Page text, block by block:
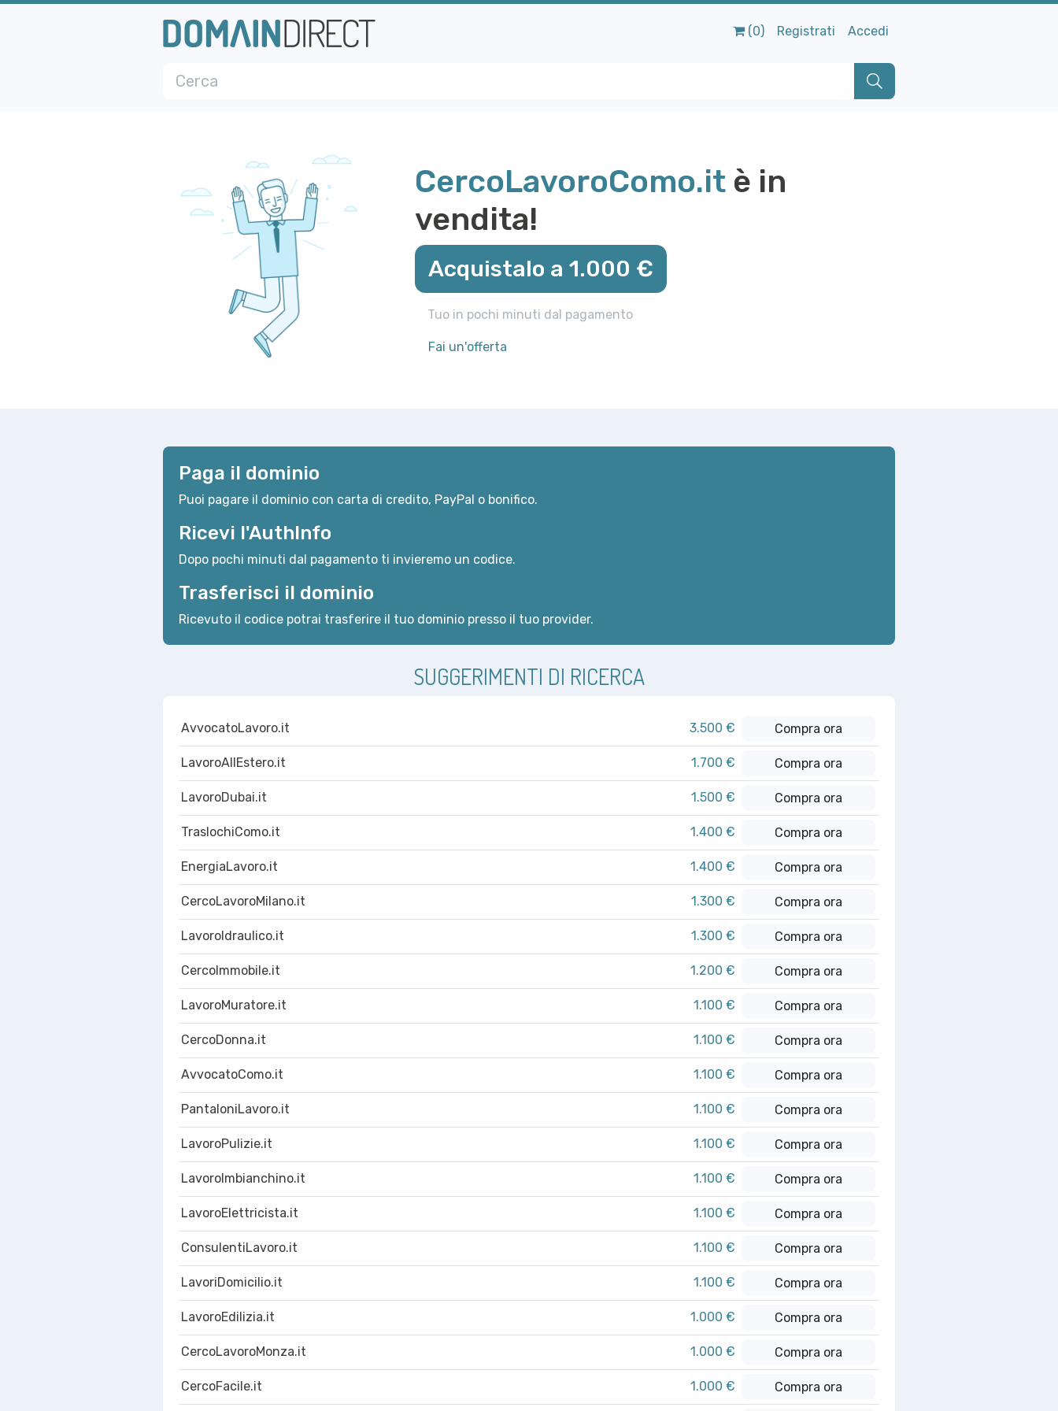
(0) Registrati Accedi
CercoLavoroComo.itè in
vendita!
Acquistalo a 1.000 €
Tuo in pochi minuti dal pagamento
Fai un'offerta
Paga il dominio
Puoi pagare il dominio con carta di credito, PayPal o bonifico.
Ricevi l'AuthInfo
Dopo pochi minuti dal pagamento ti invieremo un codice.
Trasferisci il dominio
Ricevuto il codice potrai trasferire il tuo dominio presso il tuo provider.
SUGGERIMENTI DI RICERCA
AvvocatoLavoro.it 3.500 € Compra ora
LavoroAllEstero.it 1.700 € Compra ora
LavoroDubai.it 1.500 € Compra ora
TraslochiComo.it 1.400 € Compra ora
EnergiaLavoro.it 1.400 € Compra ora
CercoLavoroMilano.it 1.300 € Compra ora
LavoroIdraulico.it 1.300 € Compra ora
CercoImmobile.it 1.200 € Compra ora
LavoroMuratore.it 1.100 € Compra ora
CercoDonna.it 1.100 € Compra ora
AvvocatoComo.it 1.100 € Compra ora
PantaloniLavoro.it 1.100 € Compra ora
LavoroPulizie.it 1.100 € Compra ora
LavoroImbianchino.it 1.100 € Compra ora
LavoroElettricista.it 1.100 € Compra ora
ConsulentiLavoro.it 1.100 € Compra ora
LavoriDomicilio.it 1.100 € Compra ora
LavoroEdilizia.it 1.000 € Compra ora
CercoLavoroMonza.it 1.000 € Compra ora
CercoFacile.it 1.000 € Compra ora